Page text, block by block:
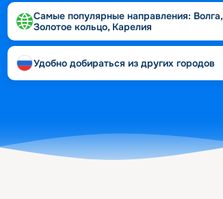
Самые популярные направления: Волга,
Золотое кольцо, Карелия
Удобно добираться из других городов